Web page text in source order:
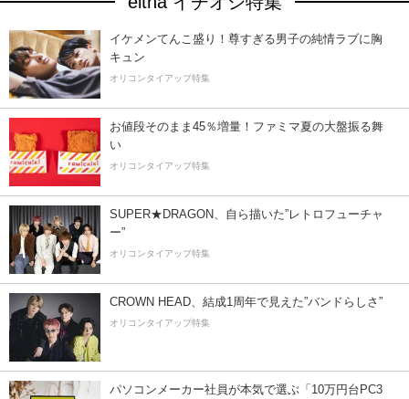
イケメンてんこ盛り！尊すぎる男子の純情ラブに胸
キュン
オリコンタイアップ特集
お値段そのまま45％増量！ファミマ夏の大盤振る舞
い
オリコンタイアップ特集
SUPER★DRAGON、自ら描いた”レトロフューチャ
ー”
オリコンタイアップ特集
CROWN HEAD、結成1周年で見えた”バンドらしさ”
オリコンタイアップ特集
パソコンメーカー社員が本気で選ぶ「10万円台PC3